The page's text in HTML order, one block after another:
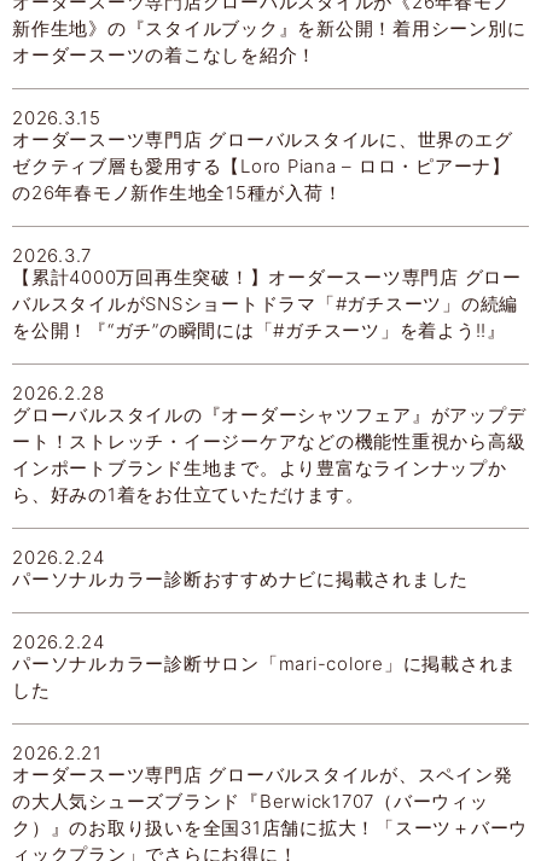
新作生地》の『スタイルブック』を新公開！着用シーン別に
オーダースーツの着こなしを紹介！
2026.3.15
オーダースーツ専門店 グローバルスタイルに、世界のエグ
ゼクティブ層も愛用する【Loro Piana – ロロ・ピアーナ】
の26年春モノ新作生地全15種が入荷！
2026.3.7
【累計4000万回再生突破！】オーダースーツ専門店 グロー
バルスタイルがSNSショートドラマ「#ガチスーツ」の続編
を公開！『“ガチ”の瞬間には「#ガチスーツ」を着よう!!』
2026.2.28
グローバルスタイルの『オーダーシャツフェア』がアップデ
ート！ストレッチ・イージーケアなどの機能性重視から高級
インポートブランド生地まで。より豊富なラインナップか
ら、好みの1着をお仕立ていただけます。
2026.2.24
パーソナルカラー診断おすすめナビに掲載されました
2026.2.24
パーソナルカラー診断サロン「mari-colore」に掲載されま
した
2026.2.21
オーダースーツ専門店 グローバルスタイルが、スペイン発
の大人気シューズブランド『Berwick1707（バーウィッ
ク）』のお取り扱いを全国31店舗に拡大！「スーツ＋バーウ
ィックプラン」でさらにお得に！